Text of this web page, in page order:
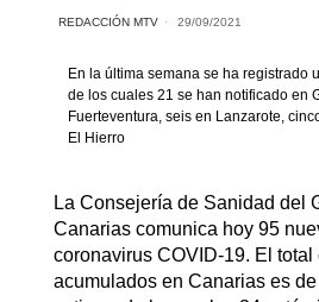
REDACCIÓN MTV 29/09/2021
En la última semana se ha registrado
de los cuales 21 se han notificado en
Fuerteventura, seis en Lanzarote,
El Hierro
La Consejería de Sanidad del
Canarias comunica hoy 95
coronavirus COVID-19. El total
acumulados en Canarias es